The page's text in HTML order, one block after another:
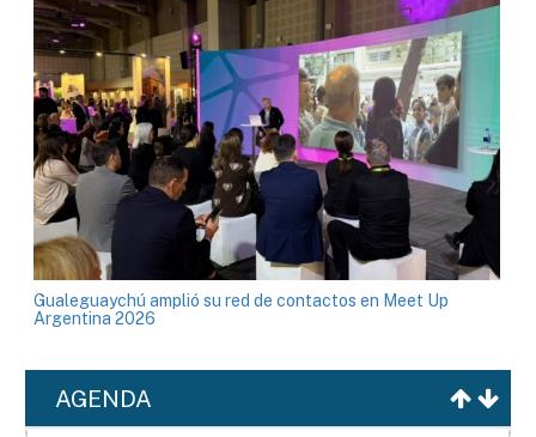
Gualeguaychú amplió su red de contactos en Meet Up
Argentina 2026
AGENDA